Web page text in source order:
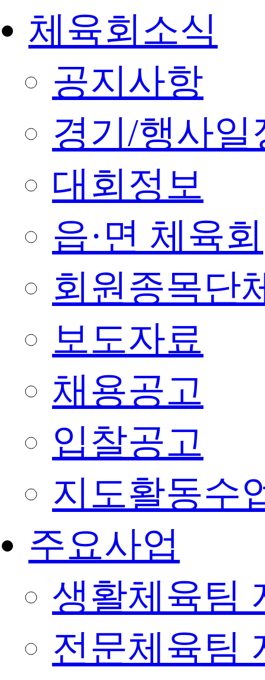
체육회소식
공지사항
경기/행사일
대회정보
읍·면 체육회
회원종목단
보도자료
채용공고
입찰공고
지도활동수
주요사업
생활체육팀
전문체육팀